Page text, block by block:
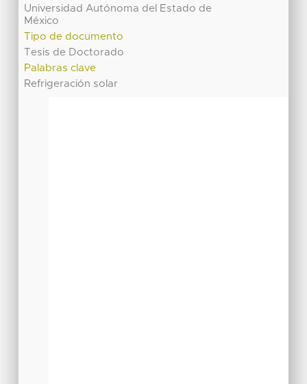
Universidad Autónoma del Estado de
México
Tipo de documento
Tesis de Doctorado
Palabras clave
Refrigeración solar